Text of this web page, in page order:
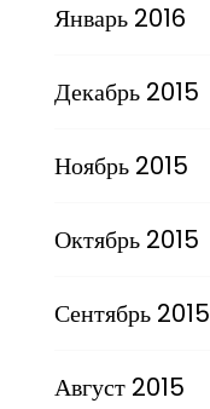
Январь 2016
Декабрь 2015
Ноябрь 2015
Октябрь 2015
Сентябрь 2015
Август 2015